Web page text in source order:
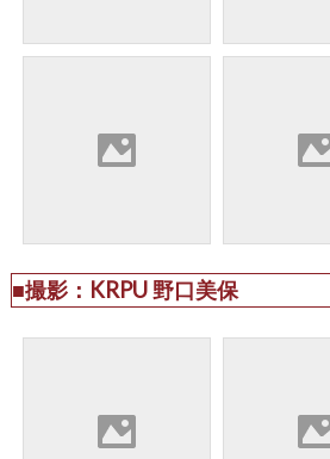
■撮影：KRPU 野口美保